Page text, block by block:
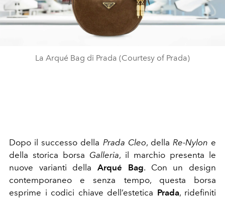
La Arqué Bag di Prada (Courtesy of Prada)
Dopo il successo della Prada Cleo, della Re-Nylon e
della storica borsa Galleria, il marchio presenta le
nuove varianti dellaArqué Bag. Con un design
contemporaneo e senza tempo, questa borsa
esprime i codici chiave dell’estetica Prada, ridefiniti